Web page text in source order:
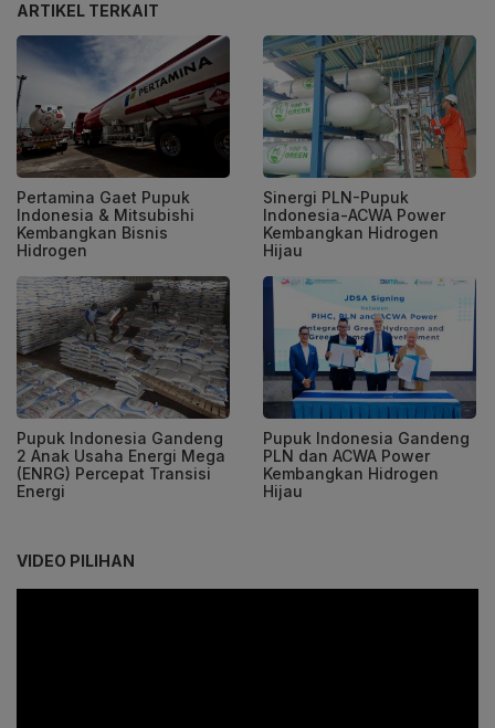
ARTIKEL TERKAIT
Pertamina Gaet Pupuk
Indonesia & Mitsubishi
Kembangkan Bisnis
Hidrogen
Sinergi PLN-Pupuk
Indonesia-ACWA Power
Kembangkan Hidrogen
Hijau
Pupuk Indonesia Gandeng
2 Anak Usaha Energi Mega
(ENRG) Percepat Transisi
Energi
Pupuk Indonesia Gandeng
PLN dan ACWA Power
Kembangkan Hidrogen
Hijau
VIDEO PILIHAN